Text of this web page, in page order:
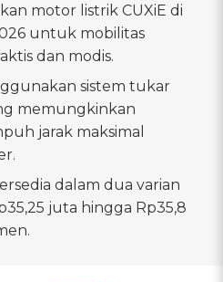
motor listrik CUXiE di
untuk mobilitas
dan modis.
sistem tukar
memungkinkan
jarak maksimal
dalam dua varian
juta hingga Rp35,8